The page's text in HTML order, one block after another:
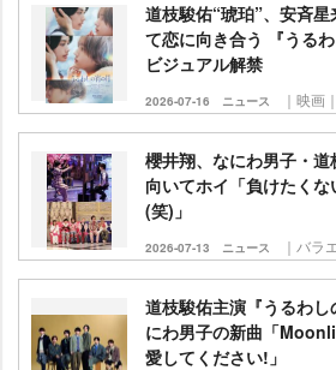
道枝駿佑“琥珀”、安斉星
て恋に向き合う 『うる
ビジュアル解禁
2026-07-16 ニュース ｜映画｜
櫻井翔、なにわ男子・
向いてホイ「負けたく
(笑)」
2026-07-13 ニュース ｜バラ
道枝駿佑主演『うるわ
にわ男子の新曲「
愛してください!」